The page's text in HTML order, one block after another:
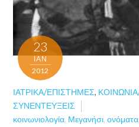
23
ΙΑΝ
2012
ΙΑΤΡΙΚΆ/ΕΠΙΣΤΉΜΕΣ,
ΣΥΝΕΝΤΕΎΞΕΙΣ
κοινωνιολογία, Μεγανήσι,ονόματα,